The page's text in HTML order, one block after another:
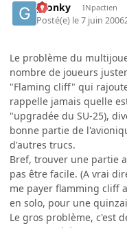
gronky INpactien
Posté(e) le 7 juin 2006
Le problème du
nombre de joueurs
"Flaming cliff" qui
rappelle jamais quelle
"upgradée du SU-25),
bonne partie de
d'autres trucs.
Bref, trouver une partie
pas être facile. (A vrai
me payer flamming cliff
en solo, pour une
Le gros problème, c'est